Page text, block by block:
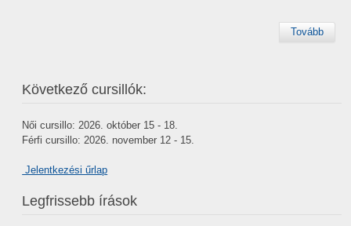
Tovább
Következő cursillók:
Női cursillo: 2026. október 15 - 18.
Férfi cursillo: 2026. november 12 - 15.
Jelentkezési űrlap
Legfrissebb írások